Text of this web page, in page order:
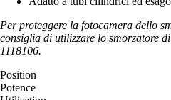
Per proteggere la fotocamera dello
consiglia di utilizzare lo smorzatore
1118106.
Position
Potence